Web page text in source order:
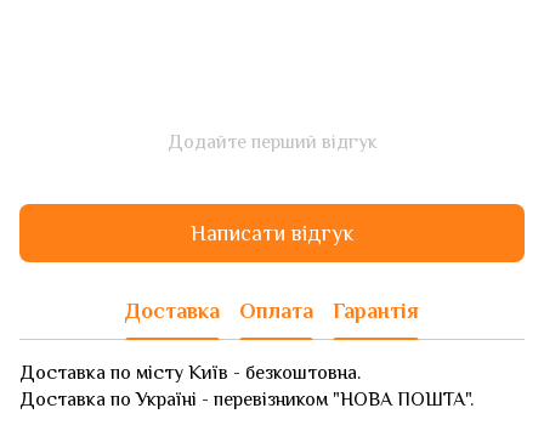
Додайте перший відгук
Написати відгук
Доставка Оплата Гарантія
Доставка по місту Київ - безкоштовна.
Доставка по Україні - перевізником "НОВА ПОШТА".